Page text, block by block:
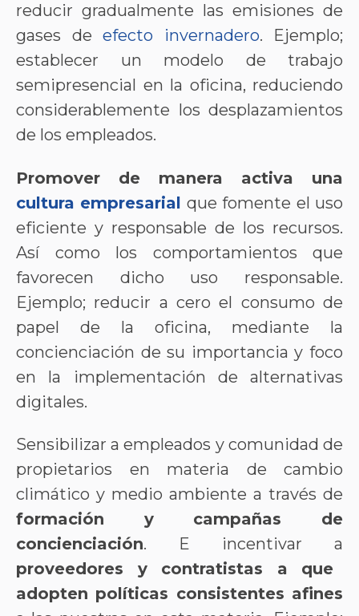
reducir gradualmente las emisiones de
gases de efecto invernadero. Ejemplo;
establecer un modelo de trabajo
semipresencial en la oficina, reduciendo
considerablemente los desplazamientos
de los empleados.
Promover de manera activa una
cultura empresarial que fomente el uso
eficiente y responsable de los recursos.
Así como los comportamientos que
favorecen dicho uso responsable.
Ejemplo; reducir a cero el consumo de
papel de la oficina, mediante la
concienciación de su importancia y foco
en la implementación de alternativas
digitales.
Sensibilizar a empleados y comunidad de
propietarios en materia de cambio
climático y medio ambiente a través de
formación y campañas de
concienciación. E incentivar a
proveedores y contratistas a que
adopten políticas consistentes afines